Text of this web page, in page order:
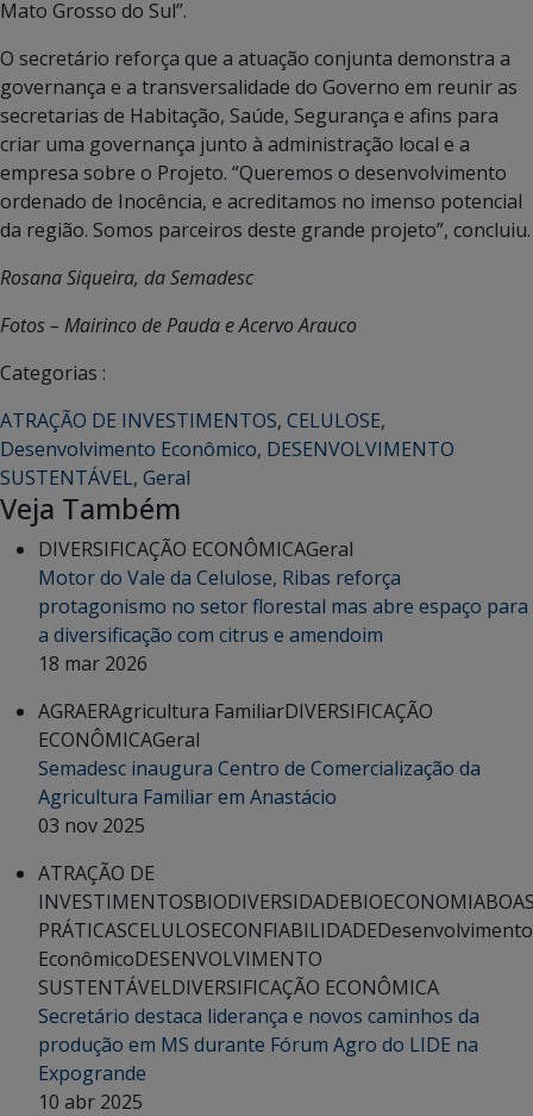
Mato Grosso do Sul”.
O secretário reforça que a atuação conjunta demonstra a
governança e a transversalidade do Governo em reunir as
secretarias de Habitação, Saúde, Segurança e afins para
criar uma governança junto à administração local e a
empresa sobre o Projeto. “Queremos o desenvolvimento
ordenado de Inocência, e acreditamos no imenso potencial
da região. Somos parceiros deste grande projeto”, concluiu.
Rosana Siqueira, da Semadesc
Fotos – Mairinco de Pauda e Acervo Arauco
Categorias :
ATRAÇÃO DE INVESTIMENTOS, CELULOSE,
Desenvolvimento Econômico, DESENVOLVIMENTO
SUSTENTÁVEL, Geral
Veja Também
DIVERSIFICAÇÃO ECONÔMICAGeral
Motor do Vale da Celulose, Ribas reforça
protagonismo no setor florestal mas abre espaço para
a diversificação com citrus e amendoim
18 mar 2026
AGRAERAgricultura FamiliarDIVERSIFICAÇÃO
ECONÔMICAGeral
Semadesc inaugura Centro de Comercialização da
Agricultura Familiar em Anastácio
03 nov 2025
ATRAÇÃO DE
INVESTIMENTOSBIODIVERSIDADEBIOECONOMIA
PRÁTICASCELULOSECONFIABILIDADEDesenvolvimento
EconômicoDESENVOLVIMENTO
SUSTENTÁVELDIVERSIFICAÇÃO ECONÔMICA
Secretário destaca liderança e novos caminhos da
produção em MS durante Fórum Agro do LIDE na
Expogrande
10 abr 2025